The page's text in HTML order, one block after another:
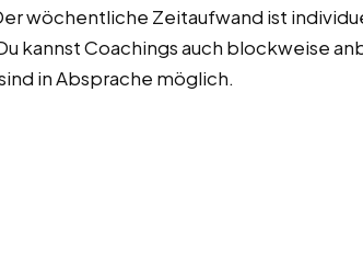
wöchentliche Zeitaufwand ist
kannst Coachings auch blockweise
in Absprache möglich.